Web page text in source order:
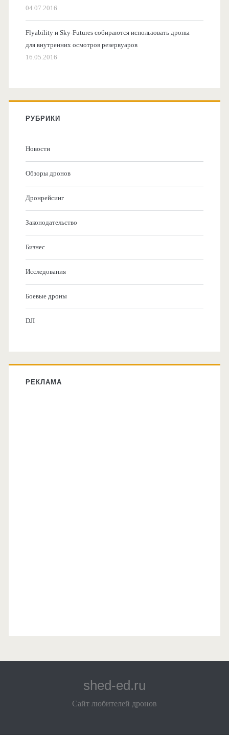
04.07.2016
Flyability и Sky-Futures собираются использовать дроны
для внутренних осмотров резервуаров
16.05.2016
РУБРИКИ
Новости
Обзоры дронов
Дронрейсинг
Законодательство
Бизнес
Исследования
Боевые дроны
DJI
РЕКЛАМА
shed-ed.ru
Сайт любителей дронов